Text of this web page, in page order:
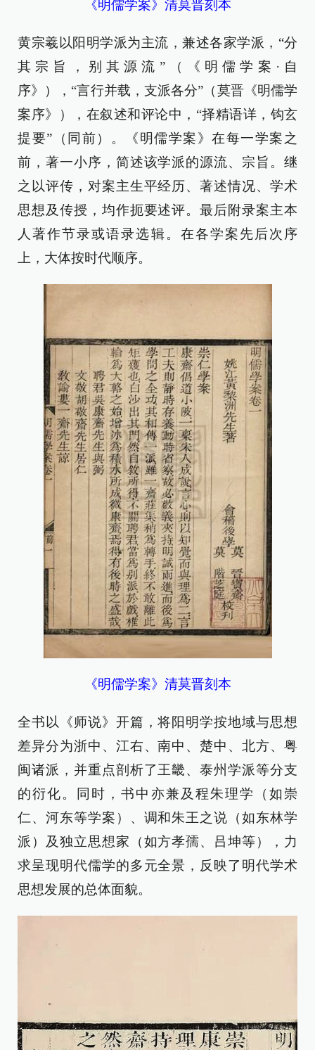
《明儒学案》清莫晋刻本
黄宗羲以阳明学派为主流，兼述各家学派，“分
其宗旨，别其源流”（《明儒学案·自
序》），“言行并载，支派各分”（莫晋《明儒学
案序》），在叙述和评论中，“择精语详，钩玄
提要”（同前）。《明儒学案》在每一学案之
前，著一小序，简述该学派的源流、宗旨。继
之以评传，对案主生平经历、著述情况、学术
思想及传授，均作扼要述评。最后附录案主本
人著作节录或语录选辑。在各学案先后次序
上，大体按时代顺序。
《明儒学案》清莫晋刻本
全书以《师说》开篇，将阳明学按地域与思想
差异分为浙中、江右、南中、楚中、北方、粤
闽诸派，并重点剖析了王畿、泰州学派等分支
的衍化。同时，书中亦兼及程朱理学（如崇
仁、河东等学案）、调和朱王之说（如东林学
派）及独立思想家（如方孝孺、吕坤等），力
求呈现明代儒学的多元全景，反映了明代学术
思想发展的总体面貌。